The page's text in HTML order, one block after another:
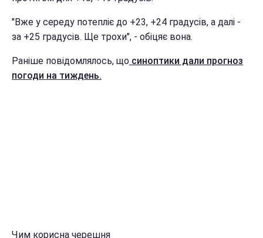
"Вже у середу потепліє до +23, +24 градусів, а далі -
за +25 градусів. Ще трохи", - обіцяє вона.
Раніше повідомлялось, що синоптики дали прогноз
погоди на тиждень.
Чим корисна черешня